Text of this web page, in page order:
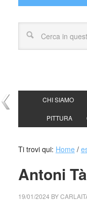
CHI SIAMO
PITTURA
Ti trovi qui: Home /
Antoni
19/01/2024 BY